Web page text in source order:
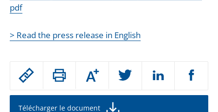
Passer
partage
de
Augmenter
ou
la
de
Télécharger le document
pdf
> Read the press release in English